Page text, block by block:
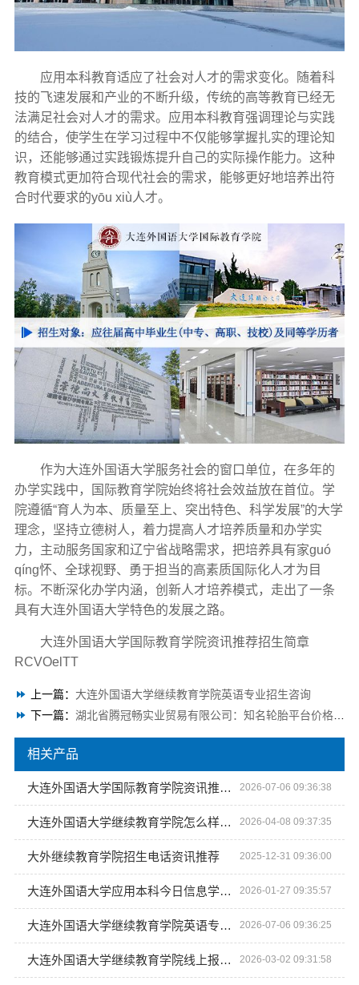
应用本科教育适应了社会对人才的需求变化。随着科
技的飞速发展和产业的不断升级，传统的高等教育已经无
法满足社会对人才的需求。应用本科教育强调理论与实践
的结合，使学生在学习过程中不仅能够掌握扎实的理论知
识，还能够通过实践锻炼提升自己的实际操作能力。这种
教育模式更加符合现代社会的需求，能够更好地培养出符
合时代要求的yōu xiù人才。
作为大连外国语大学服务社会的窗口单位，在多年的
办学实践中，国际教育学院始终将社会效益放在首位。学
院遵循“育人为本、质量至上、突出特色、科学发展”的大学
理念，坚持立德树人，着力提高人才培养质量和办学实
力，主动服务国家和辽宁省战略需求，把培养具有家guó
qíng怀、全球视野、勇于担当的高素质国际化人才为目
标。不断深化办学内涵，创新人才培养模式，走出了一条
具有大连外国语大学特色的发展之路。
大连外国语大学国际教育学院资讯推荐招生简章
RCVOelTT
上一篇： 大连外国语大学继续教育学院英语专业招生咨询
下一篇： 湖北省腾冠畅实业贸易有限公司：知名轮胎平台价格解析
相关产品
大连外国语大学国际教育学院资讯推荐招生简章 2026-07-06 09:36:38
大连外国语大学继续教育学院怎么样资讯推荐 2026-04-08 09:37:35
大外继续教育学院招生电话资讯推荐 2025-12-31 09:36:00
大连外国语大学应用本科今日信息学校地址 2026-01-27 09:35:57
大连外国语大学继续教育学院英语专业招生咨询 2026-07-06 09:36:25
大连外国语大学继续教育学院线上报名专业介绍 2026-03-02 09:31:58